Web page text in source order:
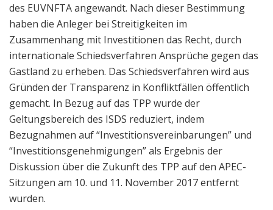
des EUVNFTA angewandt. Nach dieser Bestimmung
haben die Anleger bei Streitigkeiten im
Zusammenhang mit Investitionen das Recht, durch
internationale Schiedsverfahren Ansprüche gegen das
Gastland zu erheben. Das Schiedsverfahren wird aus
Gründen der Transparenz in Konfliktfällen öffentlich
gemacht. In Bezug auf das TPP wurde der
Geltungsbereich des ISDS reduziert, indem
Bezugnahmen auf “Investitionsvereinbarungen” und
“Investitionsgenehmigungen” als Ergebnis der
Diskussion über die Zukunft des TPP auf den APEC-
Sitzungen am 10. und 11. November 2017 entfernt
wurden.